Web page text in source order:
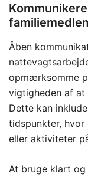
Åben
opmærksomme
vigtigheden af at
Dette kan
tidspunkter,
eller aktiviteter
At bruge klart